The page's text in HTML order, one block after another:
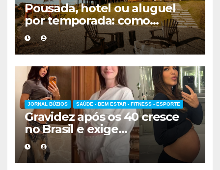
Pousada, hotel ou aluguel
por temporada: como
escolher a melhor
hospedagem
JORNAL BÚZIOS SAÚDE - BEM ESTAR - FITNESS - ESPORTE
Gravidez após os 40 cresce
no Brasil e exige
acompanhamento médico
mais cuidadoso